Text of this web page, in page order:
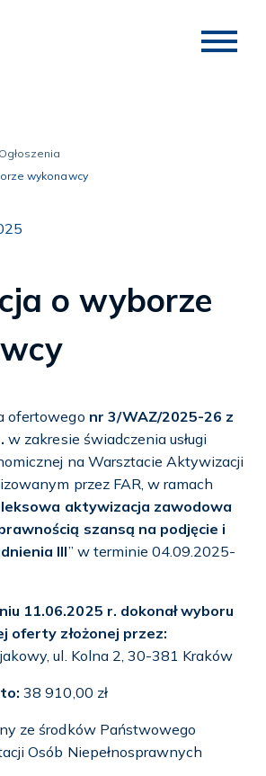
Ogłoszenia
wykonawcy
o wyborze
ofertowego nr 3/WAZ/2025-26 z
w zakresie świadczenia usługi
na Warsztacie Aktywizacji
przez FAR, w ramach
aktywizacja zawodowa
szansą na podjęcie i
III” w terminie 04.09.2025-
11.06.2025 r. dokonał wyboru
oferty złożonej przez:
ul. Kolna 2, 30-381 Kraków
38 910,00 zł
ze środków Państwowego
Osób Niepełnosprawnych